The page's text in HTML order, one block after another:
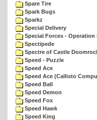
Spare Tire
Spark Bugs
Sparkz
Special Delivery
Special Forces - Operation
Spectipede
Spectre of Castle
Speed - Puzzle
Speed Ace
Speed Ace (Callisto
Speed Ball
Speed Demon
Speed Fox
Speed Hawk
Speed King